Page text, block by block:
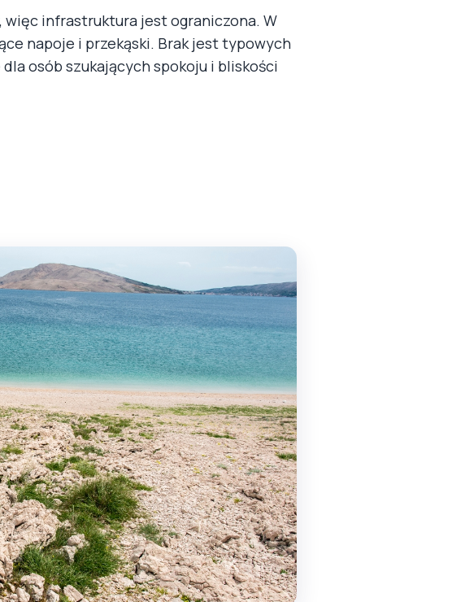
więc infrastruktura jest ograniczona. W
napoje i przekąski. Brak jest typowych
osób szukających spokoju i bliskości